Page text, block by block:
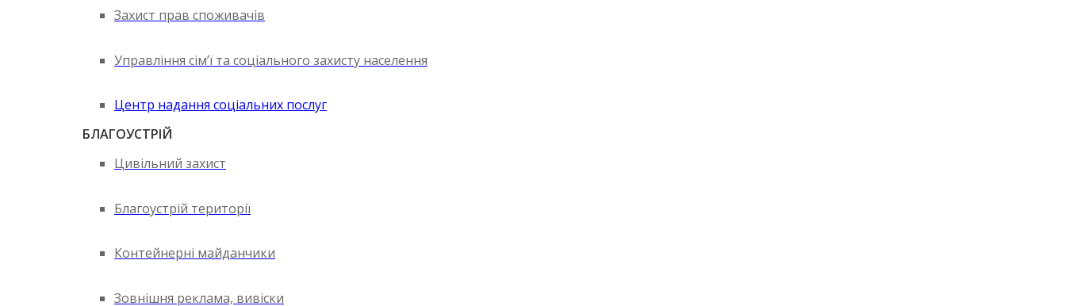
Захист прав споживачів
Управління сім’ї та соціального захисту населення
Центр надання соціальних послуг
БЛАГОУСТРІЙ
Цивільний захист
Благоустрій території
Контейнерні майданчики
Зовнішня реклама, вивіски